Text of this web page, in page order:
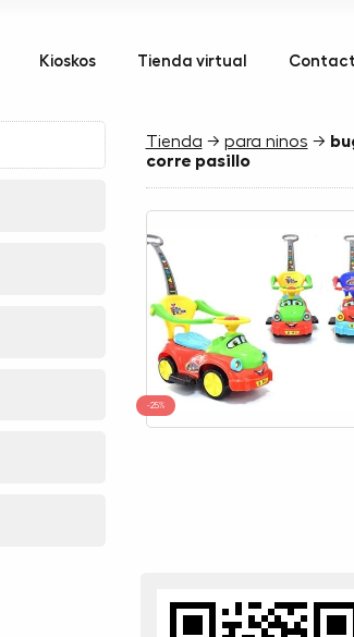
Kioskos Tienda virtual
Tienda → para ninos →
corre pasillo
-25%